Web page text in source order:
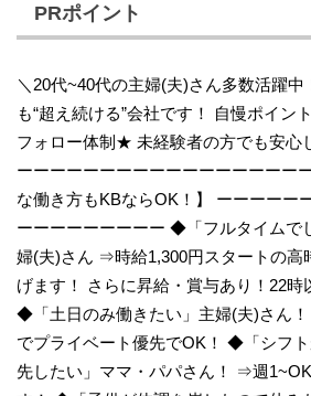
PRポイント
＼20代~40代の主婦(夫)さん多数活躍
も“超え続ける”会社です！ 自慢ポイン
フォロー体制★ 未経験者の方でも安心
ーーーーーーーーーーーーーーーーー
な働き方もKBならOK！】 ーーーーー
ーーーーーーーーー ◆「フルタイムで
婦(夫)さん ⇒時給1,300円スタートの高
げます！ さらに昇給・賞与あり！22時
◆「土日のみ働きたい」主婦(夫)さん
でプライベート優先でOK！ ◆「シフ
先したい」ママ・パパさん！ ⇒週